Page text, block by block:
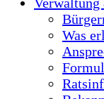
Was